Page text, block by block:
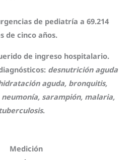
de pediatría a 69.214
de cinco años.
de ingreso hospitalario.
desnutrición aguda
aguda, bronquitis,
sarampión, malaria,
.
Medición